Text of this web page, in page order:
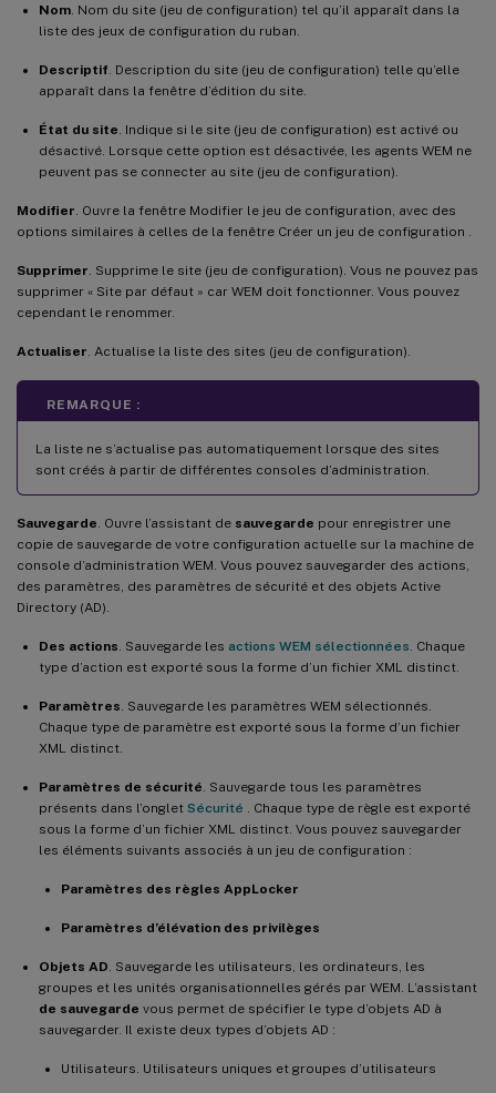
Nom . Nom du site (jeu de configuration) tel qu’il apparaît dans la
liste des jeux de configuration du ruban.
Descriptif . Description du site (jeu de configuration) telle qu’elle
apparaît dans la fenêtre d’édition du site.
État du site . Indique si le site (jeu de configuration) est activé ou
désactivé. Lorsque cette option est désactivée, les agents WEM ne
peuvent pas se connecter au site (jeu de configuration).
Modifier . Ouvre la fenêtre Modifier le jeu de configuration, avec des
options similaires à celles de la fenêtre Créer un jeu de configuration .
Supprimer . Supprime le site (jeu de configuration). Vous ne pouvez pas
supprimer « Site par défaut » car WEM doit fonctionner. Vous pouvez
cependant le renommer.
Actualiser . Actualise la liste des sites (jeu de configuration).
REMARQUE :
La liste ne s’actualise pas automatiquement lorsque des sites
sont créés à partir de différentes consoles d’administration.
Sauvegarde . Ouvre l’assistant de sauvegarde pour enregistrer une
copie de sauvegarde de votre configuration actuelle sur la machine de
console d’administration WEM. Vous pouvez sauvegarder des actions,
des paramètres, des paramètres de sécurité et des objets Active
Directory (AD).
Des actions . Sauvegarde les actions WEM sélectionnées . Chaque
type d’action est exporté sous la forme d’un fichier XML distinct.
Paramètres . Sauvegarde les paramètres WEM sélectionnés.
Chaque type de paramètre est exporté sous la forme d’un fichier
XML distinct.
Paramètres de sécurité . Sauvegarde tous les paramètres
présents dans l’onglet Sécurité . Chaque type de règle est exporté
sous la forme d’un fichier XML distinct. Vous pouvez sauvegarder
les éléments suivants associés à un jeu de configuration :
Paramètres des règles AppLocker
Paramètres d’élévation des privilèges
Objets AD . Sauvegarde les utilisateurs, les ordinateurs, les
groupes et les unités organisationnelles gérés par WEM. L’assistant
de sauvegarde vous permet de spécifier le type d’objets AD à
sauvegarder. Il existe deux types d’objets AD :
Utilisateurs. Utilisateurs uniques et groupes d’utilisateurs